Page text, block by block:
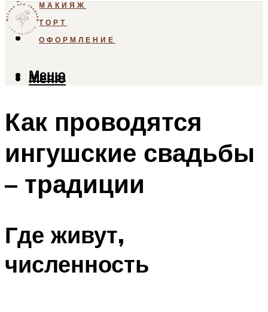
МАКИЯЖ
ТОРТ
ОФОРМЛЕНИЕ
Меню
Меню
Как проводятся
ингушские свадьбы
– традиции
Где живут,
численность